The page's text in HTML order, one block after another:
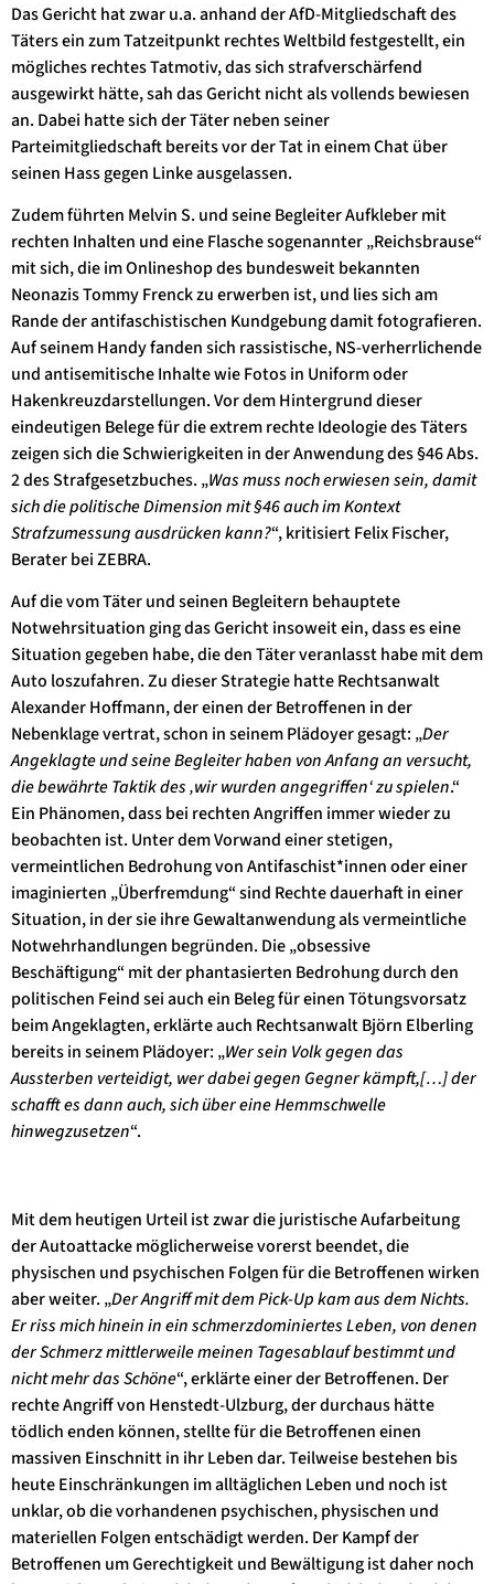
Das Gericht hat zwar u.a. anhand der AfD-Mitgliedschaft des
Täters ein zum Tatzeitpunkt rechtes Weltbild festgestellt, ein
mögliches rechtes Tatmotiv, das sich strafverschärfend
ausgewirkt hätte, sah das Gericht nicht als vollends bewiesen
an. Dabei hatte sich der Täter neben seiner
Parteimitgliedschaft bereits vor der Tat in einem Chat über
seinen Hass gegen Linke ausgelassen.
Zudem führten Melvin S. und seine Begleiter Aufkleber mit
rechten Inhalten und eine Flasche sogenannter „Reichsbrause“
mit sich, die im Onlineshop des bundesweit bekannten
Neonazis Tommy Frenck zu erwerben ist, und lies sich am
Rande der antifaschistischen Kundgebung damit fotografieren.
Auf seinem Handy fanden sich rassistische, NS-verherrlichende
und antisemitische Inhalte wie Fotos in Uniform oder
Hakenkreuzdarstellungen. Vor dem Hintergrund dieser
eindeutigen Belege für die extrem rechte Ideologie des Täters
zeigen sich die Schwierigkeiten in der Anwendung des §46 Abs.
2 des Strafgesetzbuches. „Was muss noch erwiesen sein, damit
sich die politische Dimension mit §46 auch im Kontext
Strafzumessung ausdrücken kann?“, kritisiert Felix Fischer,
Berater bei ZEBRA.
Auf die vom Täter und seinen Begleitern behauptete
Notwehrsituation ging das Gericht insoweit ein, dass es eine
Situation gegeben habe, die den Täter veranlasst habe mit dem
Auto loszufahren. Zu dieser Strategie hatte Rechtsanwalt
Alexander Hoffmann, der einen der Betroffenen in der
Nebenklage vertrat, schon in seinem Plädoyer gesagt: „Der
Angeklagte und seine Begleiter haben von Anfang an versucht,
die bewährte Taktik des ‚wir wurden angegriffen‘ zu spielen.“
Ein Phänomen, dass bei rechten Angriffen immer wieder zu
beobachten ist. Unter dem Vorwand einer stetigen,
vermeintlichen Bedrohung von Antifaschist*innen oder einer
imaginierten „Überfremdung“ sind Rechte dauerhaft in einer
Situation, in der sie ihre Gewaltanwendung als vermeintliche
Notwehrhandlungen begründen. Die „obsessive
Beschäftigung“ mit der phantasierten Bedrohung durch den
politischen Feind sei auch ein Beleg für einen Tötungsvorsatz
beim Angeklagten, erklärte auch Rechtsanwalt Björn Elberling
bereits in seinem Plädoyer: „Wer sein Volk gegen das
Aussterben verteidigt, wer dabei gegen Gegner kämpft,[…] der
schafft es dann auch, sich über eine Hemmschwelle
hinwegzusetzen“.
Mit dem heutigen Urteil ist zwar die juristische Aufarbeitung
der Autoattacke möglicherweise vorerst beendet, die
physischen und psychischen Folgen für die Betroffenen wirken
aber weiter. „Der Angriff mit dem Pick-Up kam aus dem Nichts.
Er riss mich hinein in ein schmerzdominiertes Leben, von denen
der Schmerz mittlerweile meinen Tagesablauf bestimmt und
nicht mehr das Schöne“, erklärte einer der Betroffenen. Der
rechte Angriff von Henstedt-Ulzburg, der durchaus hätte
tödlich enden können, stellte für die Betroffenen einen
massiven Einschnitt in ihr Leben dar. Teilweise bestehen bis
heute Einschränkungen im alltäglichen Leben und noch ist
unklar, ob die vorhandenen psychischen, physischen und
materiellen Folgen entschädigt werden. Der Kampf der
Betroffenen um Gerechtigkeit und Bewältigung ist daher noch